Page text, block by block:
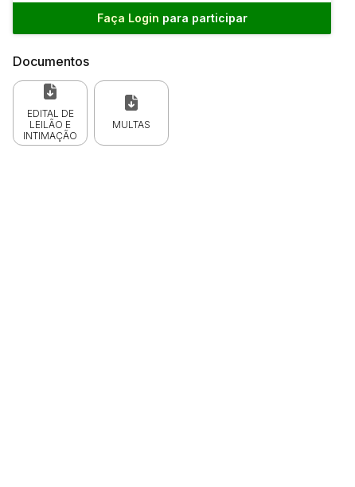
Faça Login para participar
Documentos
EDITAL DE
LEILÃO E
INTIMAÇÃO
MULTAS